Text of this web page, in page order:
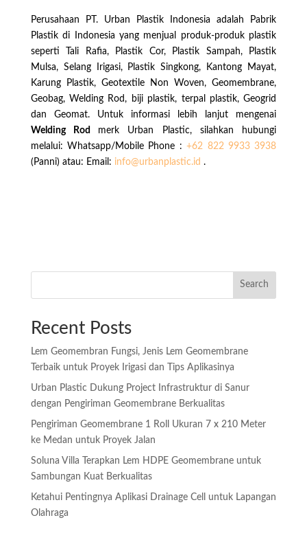
Perusahaan PT. Urban Plastik Indonesia adalah Pabrik
Plastik di Indonesia yang menjual produk-produk plastik
seperti Tali Rafia, Plastik Cor, Plastik Sampah, Plastik
Mulsa, Selang Irigasi, Plastik Singkong, Kantong Mayat,
Karung Plastik, Geotextile Non Woven, Geomembrane,
Geobag, Welding Rod, biji plastik, terpal plastik, Geogrid
dan Geomat. Untuk informasi lebih lanjut mengenai
Welding Rod merk Urban Plastic, silahkan hubungi
melalui: Whatsapp/Mobile Phone :+62 822 9933 3938
(Panni) atau: Email: info@urbanplastic.id .
Search
Recent Posts
Lem Geomembran Fungsi, Jenis Lem Geomembrane
Terbaik untuk Proyek Irigasi dan Tips Aplikasinya
Urban Plastic Dukung Project Infrastruktur di Sanur
dengan Pengiriman Geomembrane Berkualitas
Pengiriman Geomembrane 1 Roll Ukuran 7 x 210 Meter
ke Medan untuk Proyek Jalan
Soluna Villa Terapkan Lem HDPE Geomembrane untuk
Sambungan Kuat Berkualitas
Ketahui Pentingnya Aplikasi Drainage Cell untuk Lapangan
Olahraga